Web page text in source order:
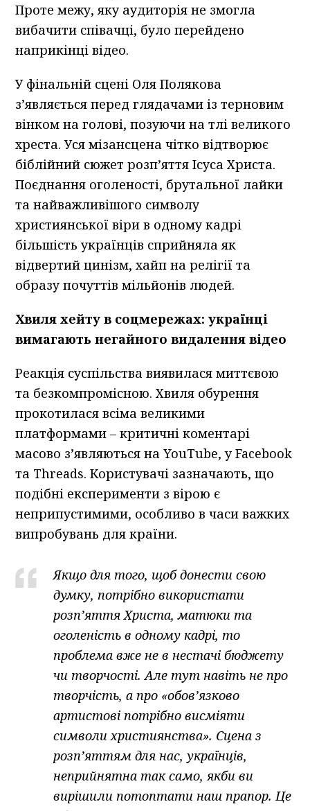
Проте межу, яку аудиторія не змогла
вибачити співачці, було перейдено
наприкінці відео.
У фінальній сцені Оля Полякова
з’являється перед глядачами із терновим
вінком на голові, позуючи на тлі великого
хреста. Уся мізансцена чітко відтворює
біблійний сюжет розп’яття Ісуса Христа.
Поєднання оголеності, брутальної лайки
та найважливішого символу
християнської віри в одному кадрі
більшість українців сприйняла як
відвертий цинізм, хайп на релігії та
образу почуттів мільйонів людей.
Хвиля хейту в соцмережах: українці
вимагають негайного видалення відео
Реакція суспільства виявилася миттєвою
та безкомпромісною. Хвиля обурення
прокотилася всіма великими
платформами – критичні коментарі
масово з’являються на YouTube, у Facebook
та Threads. Користувачі зазначають, що
подібні експерименти з вірою є
неприпустимими, особливо в часи важких
випробувань для країни.
Якщо для того, щоб донести свою
думку, потрібно використати
розп’яття Христа, матюки та
оголеність в одному кадрі, то
проблема вже не в нестачі бюджету
чи творчості. Але тут навіть не про
творчість, а про «обов’язково
артистові потрібно висміяти
символи християнства». Сцена з
розп’яттям для нас, українців,
неприйнятна так само, якби ви
вирішили потоптати наш прапор. Це